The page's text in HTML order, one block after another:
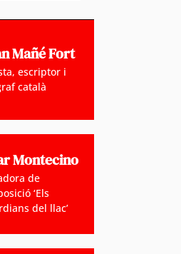
Mañé Fort
escriptor i
català
Montecino
de
‘Els
del llac’